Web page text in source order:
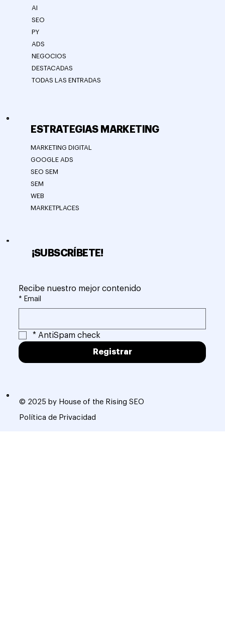
© 2025 by House of the Rising SEO
Política de Privacidad
¡SUBSCRÍBETE!
Recibe nuestro mejor contenido
* Email
* AntiSpam check
Registrar
ESTRATEGIAS MARKETING
MARKETING DIGITAL
GOOGLE ADS
SEO SEM
SEM
WEB
MARKETPLACES
AI
SEO
PY
ADS
NEGOCIOS
DESTACADAS
TODAS LAS ENTRADAS